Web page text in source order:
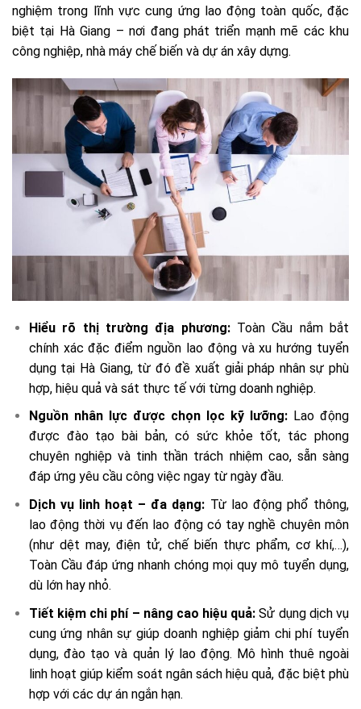
nghiệm trong lĩnh vực cung ứng lao động toàn quốc, đặc
biệt tại Hà Giang – nơi đang phát triển mạnh mẽ các khu
công nghiệp, nhà máy chế biến và dự án xây dựng.
Hiểu rõ thị trường địa phương:Toàn Cầu nắm bắt
chính xác đặc điểm nguồn lao động và xu hướng tuyển
dụng tại Hà Giang, từ đó đề xuất giải pháp nhân sự phù
hợp, hiệu quả và sát thực tế với từng doanh nghiệp.
Nguồn nhân lực được chọn lọc kỹ lưỡng:Lao động
được đào tạo bài bản, có sức khỏe tốt, tác phong
chuyên nghiệp và tinh thần trách nhiệm cao, sẵn sàng
đáp ứng yêu cầu công việc ngay từ ngày đầu.
Dịch vụ linh hoạt – đa dạng: Từ lao động phổ thông,
lao động thời vụ đến lao động có tay nghề chuyên môn
(như dệt may, điện tử, chế biến thực phẩm, cơ khí,…),
Toàn Cầu đáp ứng nhanh chóng mọi quy mô tuyển dụng,
dù lớn hay nhỏ.
Tiết kiệm chi phí – nâng cao hiệu quả: Sử dụng dịch vụ
cung ứng nhân sự giúp doanh nghiệp giảm chi phí tuyển
dụng, đào tạo và quản lý lao động. Mô hình thuê ngoài
linh hoạt giúp kiểm soát ngân sách hiệu quả, đặc biệt phù
hợp với các dự án ngắn hạn.